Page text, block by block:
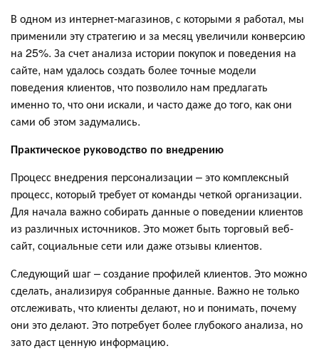
В одном из интернет-магазинов, с которыми я работал, мы
применили эту стратегию и за месяц увеличили конверсию
на 25%. За счет анализа истории покупок и поведения на
сайте, нам удалось создать более точные модели
поведения клиентов, что позволило нам предлагать
именно то, что они искали, и часто даже до того, как они
сами об этом задумались.
Практическое руководство по внедрению
Процесс внедрения персонализации – это комплексный
процесс, который требует от команды четкой организации.
Для начала важно собирать данные о поведении клиентов
из различных источников. Это может быть торговый веб-
сайт, социальные сети или даже отзывы клиентов.
Следующий шаг – создание профилей клиентов. Это можно
сделать, анализируя собранные данные. Важно не только
отслеживать, что клиенты делают, но и понимать, почему
они это делают. Это потребует более глубокого анализа, но
зато даст ценную информацию.